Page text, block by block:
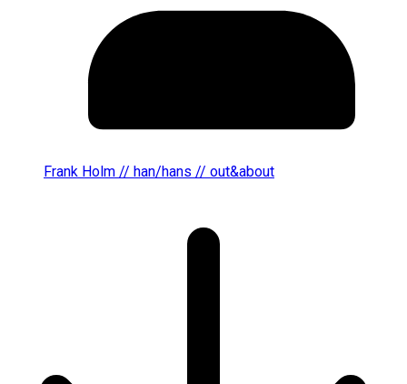
Frank Holm // han/hans // out&about